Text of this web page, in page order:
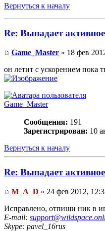
Вернуться к началу
Re: Выпадает
Game_Master » 18 фев
он летит с ускорением пока
Game_Master
Сообщения: 191
Зарегистрирован: 10
Вернуться к началу
Re: Выпадает
M_A_D » 24 фев 2012,
Исправлено, отпиши ник в
E-mail:
Skype: pavel_16rus